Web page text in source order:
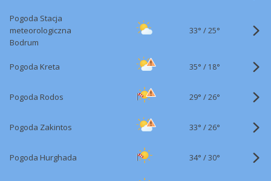
Pogoda Stacja
meteorologiczna
Bodrum
33° /25°
Pogoda Kreta 35° / 18°
Pogoda Rodos 29° /26°
Pogoda Zakintos 33° /26°
Pogoda Hurghada 34° /30°